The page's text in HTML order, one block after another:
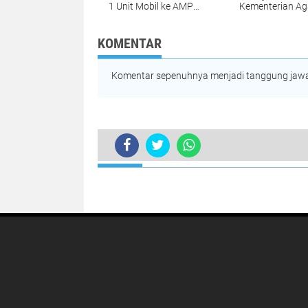
1 Unit Mobil ke AMPG
Kementerian
Jabatan
KOMENTAR
Komentar sepenuhnya menjadi tanggung
TERKINI